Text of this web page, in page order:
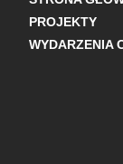
PROJEKTY
WYDARZENIA